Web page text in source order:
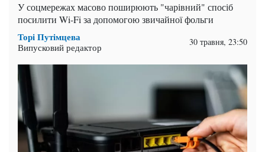
У соцмережах масово поширюють "чарівний" спосіб
посилити Wi-Fi за допомогою звичайної фольги
Торі Путімцева
Випусковий редактор 30 травня, 23:50